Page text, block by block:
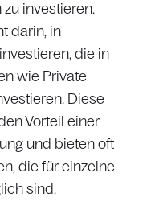
investieren.
darin, in
die in
wie Private
Diese
Vorteil einer
und bieten oft
die für einzelne
sind.